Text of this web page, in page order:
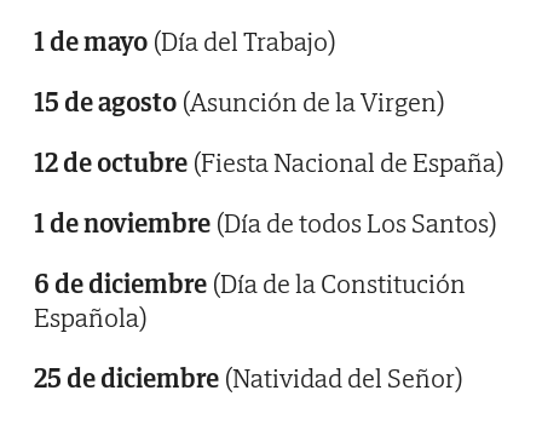
1 de mayo (Día del Trabajo)
15 de agosto (Asunción de la Virgen)
12 de octubre (Fiesta Nacional de España)
1 de noviembre (Día de todos Los Santos)
6 de diciembre (Día de la Constitución
Española)
25 de diciembre (Natividad del Señor)